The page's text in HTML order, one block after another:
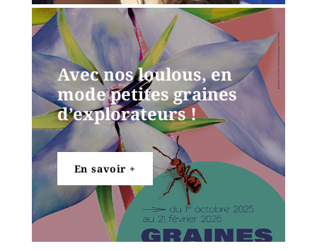
Avec nos loulous, en
mode petites graines
d’explorateurs !
En savoir +